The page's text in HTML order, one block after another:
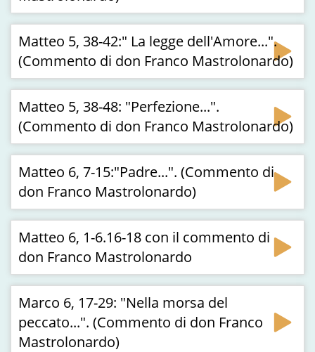
Matteo 5, 38-42:" La legge dell'Amore...".
(Commento di don Franco Mastrolonardo)
Matteo 5, 38-48: "Perfezione...".
(Commento di don Franco Mastrolonardo)
Matteo 6, 7-15:"Padre...". (Commento di
don Franco Mastrolonardo)
Matteo 6, 1-6.16-18 con il commento di
don Franco Mastrolonardo
Marco 6, 17-29: "Nella morsa del
peccato...". (Commento di don Franco
Mastrolonardo)